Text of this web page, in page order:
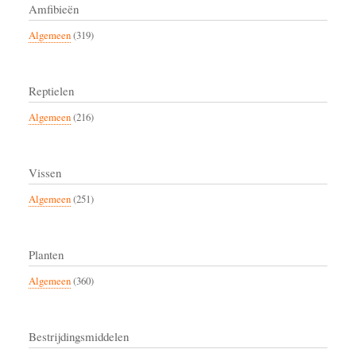
Amfibieën
Algemeen(319)
Reptielen
Algemeen(216)
Vissen
Algemeen(251)
Planten
Algemeen(360)
Bestrijdingsmiddelen